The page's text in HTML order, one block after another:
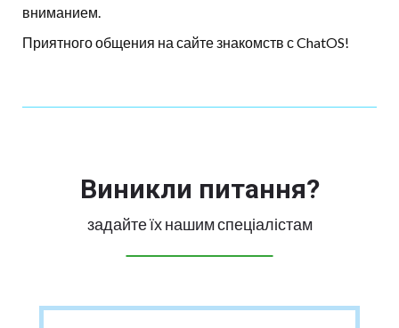
вниманием.
Приятного общения на сайте знакомств с ChatOS!
Виникли питання?
задайте їх нашим спеціалістам